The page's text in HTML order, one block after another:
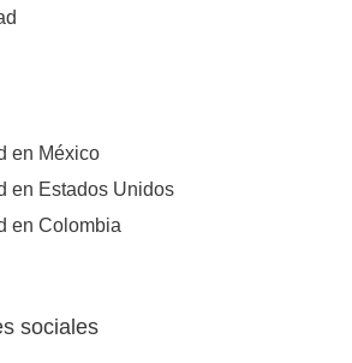
en México
en Estados Unidos
en Colombia
sociales